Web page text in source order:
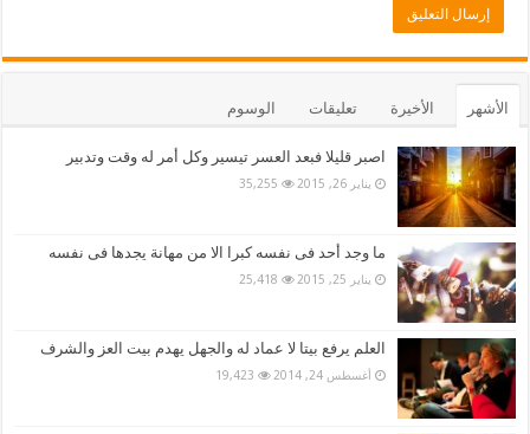
الأشهر الأخيرة تعليقات الوسوم
اصبر قليلا فبعد العسر تيسير وكل أمر له وقت وتدبير
يناير 26, 2015 35,255
ما وجد أحد فى نفسه كبرا الا من مهانة يجدها فى نفسه
يناير 25, 2015 25,418
العلم يرفع بيتا لا عماد له والجهل يهدم بيت العز والشرف
أغسطس 24, 2014 19,423